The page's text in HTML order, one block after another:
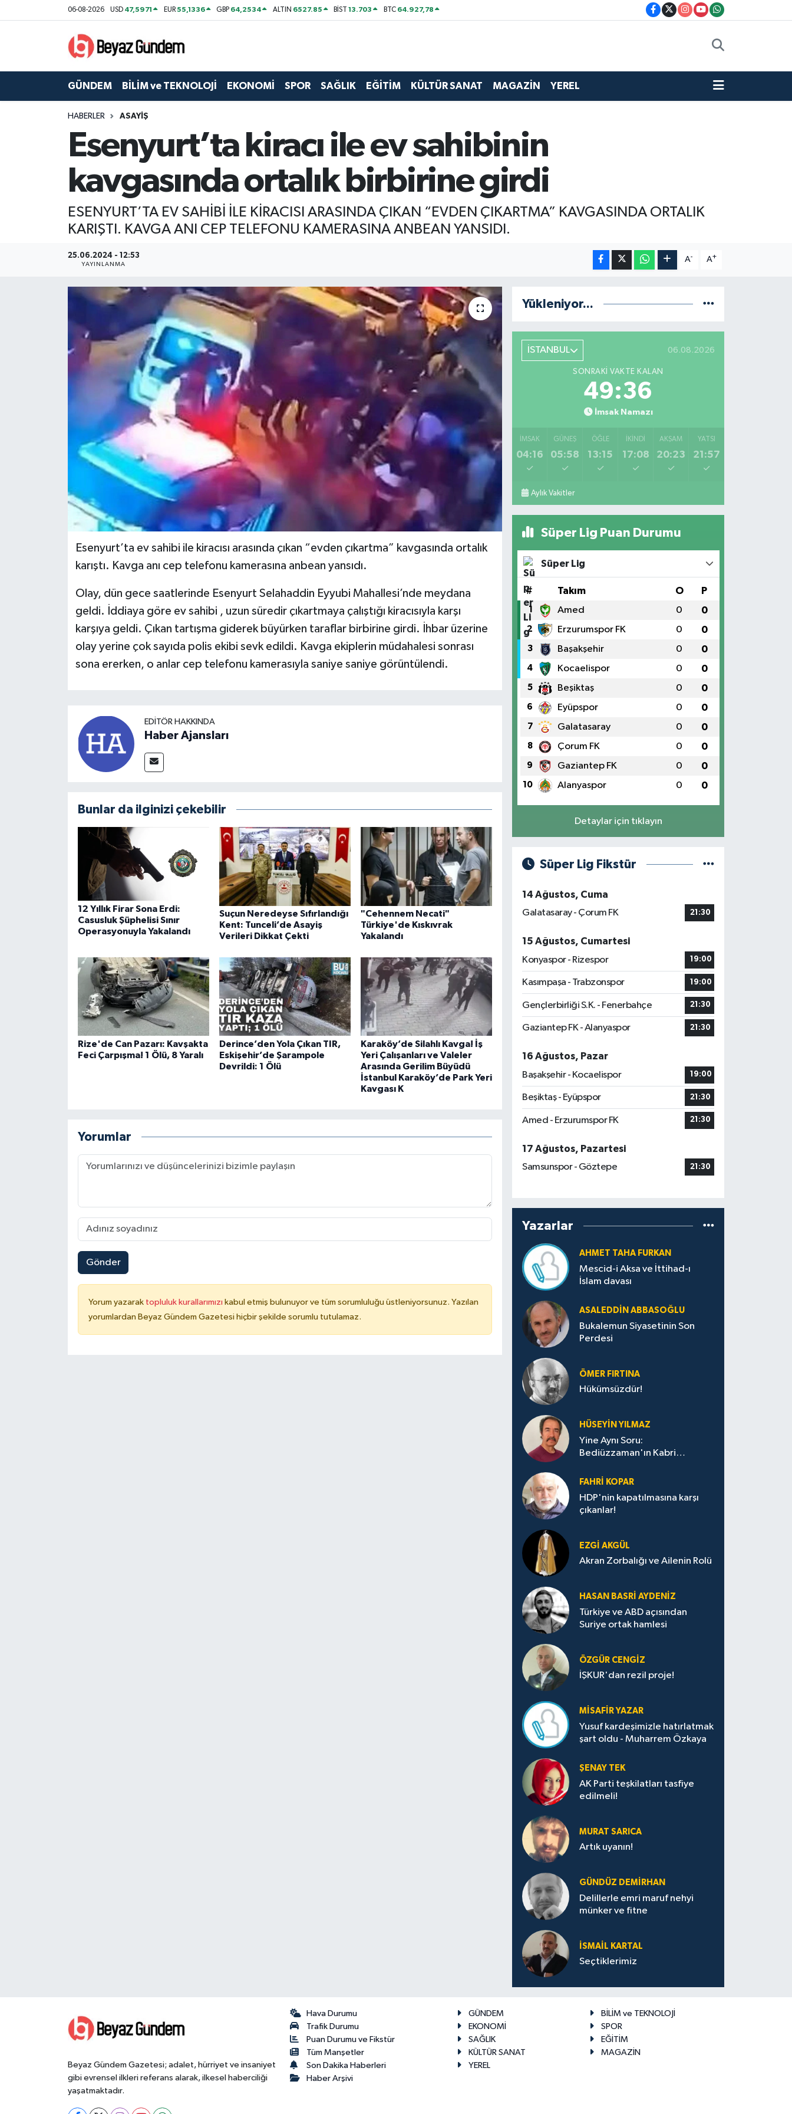
06-08-2026 USD 47,5971 EUR55,1336 GBP 64,2534 ALTIN 6527.85 BİST13.703 BTC 64.927,78
GÜNDEM BİLİM ve TEKNOLOJİ EKONOMİ SPOR SAĞLIK EĞİTİM KÜLTÜR SANAT MAGAZİN YEREL
HABERLER ASAYİŞ
Esenyurt’ta kiracı ile ev sahibinin
kavgasında ortalık birbirine girdi
ESENYURT’TA EV SAHİBİ İLE KİRACISI ARASINDA ÇIKAN “EVDEN ÇIKARTMA” KAVGASINDA ORTALIK
KARIŞTI. KAVGA ANI CEP TELEFONU KAMERASINA ANBEAN YANSIDI.
25.06.2024 - 12:53
YAYINLANMA
A- A+
Esenyurt’ta ev sahibi ile kiracısı arasında çıkan “evden çıkartma” kavgasında ortalık
karıştı. Kavga anı cep telefonu kamerasına anbean yansıdı.
Olay, dün gece saatlerinde Esenyurt Selahaddin Eyyubi Mahallesi’nde meydana
geldi. İddiaya göre ev sahibi , uzun süredir çıkartmaya çalıştığı kiracısıyla karşı
karşıya geldi. Çıkan tartışma giderek büyürken taraflar birbirine girdi. İhbar üzerine
olay yerine çok sayıda polis ekibi sevk edildi. Kavga ekiplerin müdahalesi sonrası
sona ererken, o anlar cep telefonu kamerasıyla saniye saniye görüntülendi.
EDITÖR HAKKINDA
Haber Ajansları
Bunlar da ilginizi çekebilir
12 Yıllık Firar Sona Erdi:
Casusluk Şüphelisi Sınır
Operasyonuyla Yakalandı
Suçun Neredeyse Sıfırlandığı
Kent: Tunceli’de Asayiş
Verileri Dikkat Çekti
"Cehennem Necati"
Türkiye'de Kıskıvrak
Yakalandı
Rize'de Can Pazarı: Kavşakta
Feci Çarpışma! 1 Ölü, 8 Yaralı
Derince’den Yola Çıkan TIR,
Eskişehir’de Şarampole
Devrildi: 1 Ölü
Karaköy’de Silahlı Kavga! İş
Yeri Çalışanları ve Valeler
Arasında Gerilim Büyüdü
İstanbul Karaköy’de Park Yeri
Kavgası K
Yorumlar
Gönder
Yorum yazarak topluluk kurallarımızı kabul etmiş bulunuyor ve tüm sorumluluğu üstleniyorsunuz. Yazılan
yorumlardan Beyaz Gündem Gazetesi hiçbir şekilde sorumlu tutulamaz.
Yükleniyor...
İSTANBUL 06.08.2026
SONRAKI VAKTE KALAN
49:35
İmsak Namazı
İMSAK
04:16
GÜNEŞ
05:58
ÖĞLE
13:15
İKINDI
17:08
AKŞAM
20:23
YATSI
21:57
Aylık Vakitler
Süper Lig Puan Durumu
Süper Lig
# Takım O P
1 Amed 0 0
2 Erzurumspor FK 0 0
3 Başakşehir 0 0
4 Kocaelispor 0 0
5 Beşiktaş 0 0
6 Eyüpspor 0 0
7 Galatasaray 0 0
8 Çorum FK 0 0
9 Gaziantep FK 0 0
10 Alanyaspor 0 0
Detaylar için tıklayın
Süper Lig Fikstür
14 Ağustos, Cuma
Galatasaray - Çorum FK
21:30
15 Ağustos, Cumartesi
Konyaspor - Rizespor
19:00
Kasımpaşa - Trabzonspor 19:00
Gençlerbirliği S.K. - Fenerbahçe 21:30
Gaziantep FK - Alanyaspor 21:30
16 Ağustos, Pazar
Başakşehir - Kocaelispor
19:00
Beşiktaş - Eyüpspor 21:30
Amed - Erzurumspor FK 21:30
17 Ağustos, Pazartesi
Samsunspor - Göztepe
21:30
Yazarlar
AHMET TAHA FURKAN
Mescid-i Aksa ve İttihad-ı
İslam davası
ASALEDDIN ABBASOĞLU
Bukalemun Siyasetinin Son
Perdesi
ÖMER FIRTINA
Hükümsüzdür!
HÜSEYIN YILMAZ
Yine Aynı Soru:
Bediüzzaman'ın Kabri
FAHRI KOPAR
HDP'nin kapatılmasına karşı
çıkanlar!
EZGI AKGÜL
Akran Zorbalığı ve Ailenin Rolü
HASAN BASRI AYDENIZ
Türkiye ve ABD açısından
Suriye ortak hamlesi
ÖZGÜR CENGIZ
İŞKUR'dan rezil proje!
MISAFIR YAZAR
Yusuf kardeşimizle hatırlatmak
şart oldu - Muharrem Özkaya
ŞENAY TEK
AK Parti teşkilatları tasfiye
edilmeli!
MURAT SARICA
Artık uyanın!
GÜNDÜZ DEMIRHAN
Delillerle emri maruf nehyi
münker ve fitne
İSMAIL KARTAL
Seçtiklerimiz
Beyaz Gündem Gazetesi; adalet, hürriyet ve insaniyet
gibi evrensel ilkleri referans alarak, ilkesel haberciliği
yaşatmaktadır.
Hava Durumu
Trafik Durumu
Puan Durumu ve Fikstür
Tüm Manşetler
Son Dakika Haberleri
Haber Arşivi
GÜNDEM
BİLİM ve TEKNOLOJİ
EKONOMİ
SPOR
SAĞLIK
EĞİTİM
KÜLTÜR SANAT
MAGAZİN
YEREL
GÜNDEM
BİLİM ve TEKNOLOJİ
KÜLTÜR SANAT
MAGAZİN
Hava Durumu
Trafik Durumu
Tüm Manşetler
Haber Arşivi